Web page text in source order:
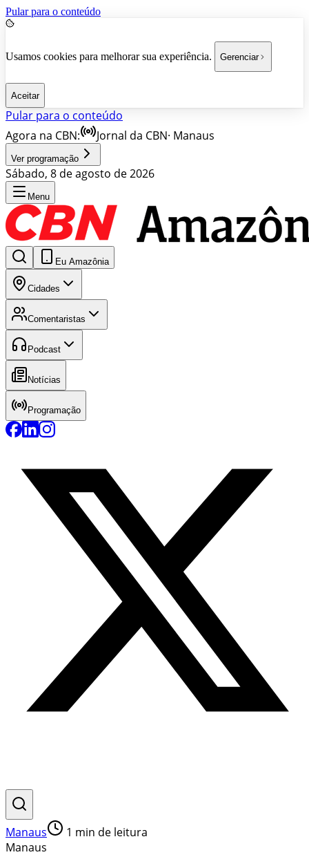
Pular para o conteúdo
Usamos cookies para melhorar sua experiência. Gerenciar
Aceitar
Pular para o conteúdo
Agora na CBN:
Jornal da CBN· Manaus
Ver programação
Sábado, 8 de agosto de 2026
Menu
Eu Amazônia
Cidades
Comentaristas
Podcast
Notícias
Programação
Manaus 1 min de leitura
Manaus